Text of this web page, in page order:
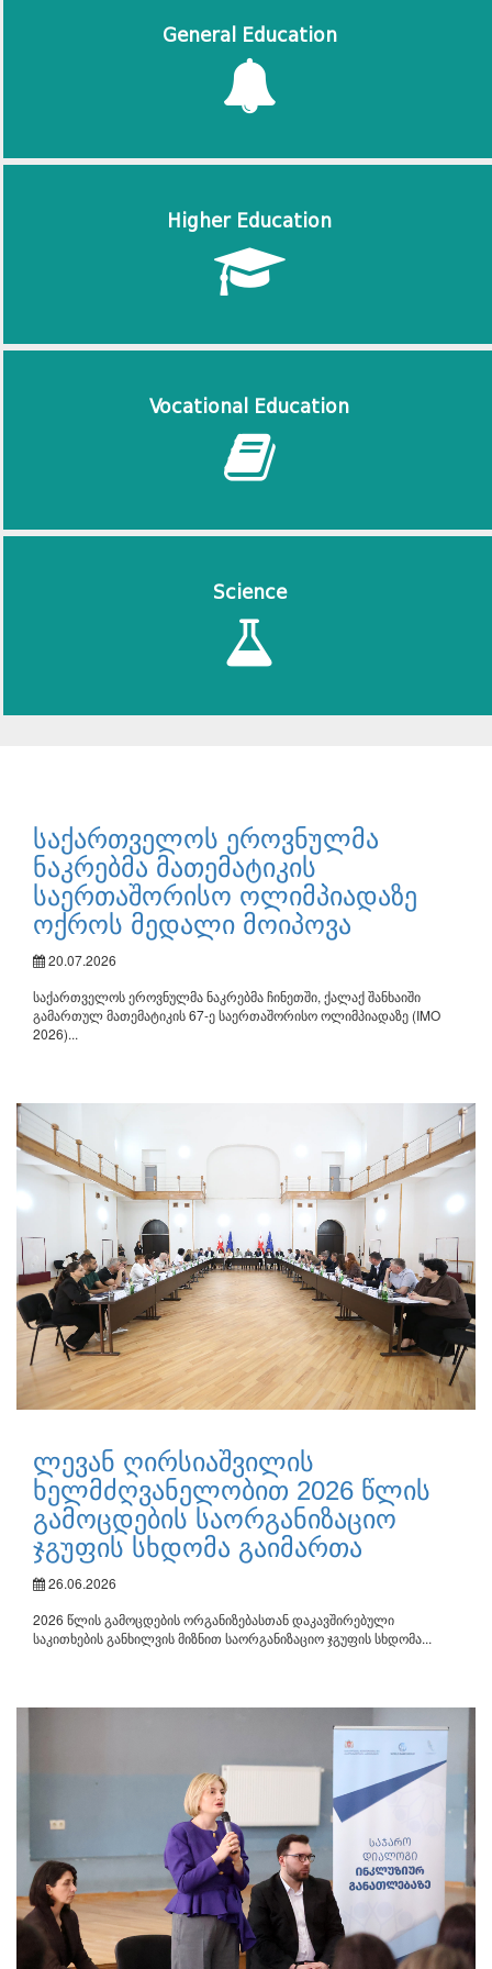
General Education
Higher Education
Vocational Education
Science
საქართველოს ეროვნულმა
ნაკრებმა მათემატიკის
საერთაშორისო ოლიმპიადაზე
ოქროს მედალი მოიპოვა
20.07.2026
საქართველოს ეროვნულმა ნაკრებმა ჩინეთში, ქალაქ შანხაიში
გამართულ მათემატიკის 67-ე საერთაშორისო ოლიმპიადაზე (IMO
2026)...
ლევან ღირსიაშვილის
ხელმძღვანელობით 2026 წლის
გამოცდების საორგანიზაციო
ჯგუფის სხდომა გაიმართა
26.06.2026
2026 წლის გამოცდების ორგანიზებასთან დაკავშირებული
საკითხების განხილვის მიზნით საორგანიზაციო ჯგუფის სხდომა...